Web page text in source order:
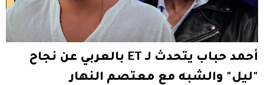
أحمد حباب يتحدث لـ ET بالعربي عن نجاح
"ليل" والشبه مع معتصم النهار